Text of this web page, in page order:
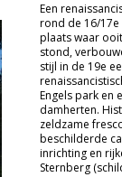
Een
rond de 16/17e
plaats waar
stond,
stijl in de 19e
Engels park en
damherten.
zeldzame
beschilderde
inrichting en
Sternberg